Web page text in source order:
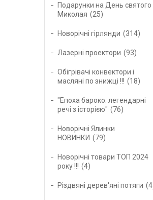
Подарунки на День святого
Миколая
25
Новорічні гірлянди 314
Лазерні проектори 93
Обігрівачі конвектори і
масляні по знижці !!!
18
"Епоха бароко: легендарні
речі з історією"
76
Новорічні Ялинки
НОВИНКИ
79
Новорічні товари ТОП 2024
року !!!
4
Різдвяні дерев'яні потяги 4